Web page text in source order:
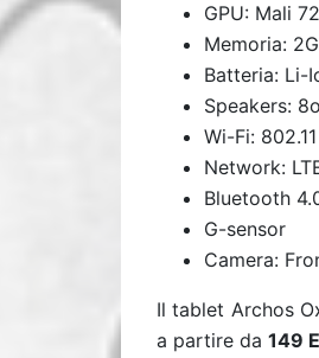
GPU: Mali
Memoria:
Batteria: Li-
Speakers:
Wi-Fi:
Network:
Bluetooth
G-sensor
Camera:
Il tablet Archos
a partire da 149